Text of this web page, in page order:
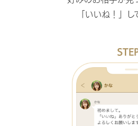
「いいね！」し